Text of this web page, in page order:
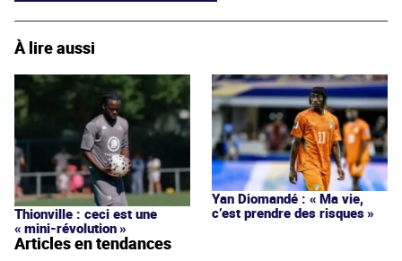
À lire aussi
Thionville : ceci est une
« mini-révolution »
Yan Diomandé : « Ma vie,
c’est prendre des risques »
Articles en tendances